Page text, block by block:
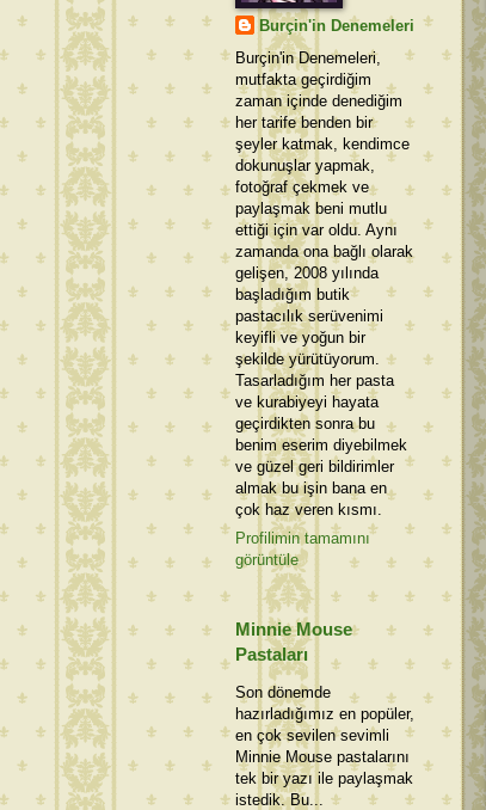
Burçin'in Denemeleri
Burçin'in Denemeleri,
mutfakta geçirdiğim
zaman içinde denediğim
her tarife benden bir
şeyler katmak, kendimce
dokunuşlar yapmak,
fotoğraf çekmek ve
paylaşmak beni mutlu
ettiği için var oldu. Aynı
zamanda ona bağlı olarak
gelişen, 2008 yılında
başladığım butik
pastacılık serüvenimi
keyifli ve yoğun bir
şekilde yürütüyorum.
Tasarladığım her pasta
ve kurabiyeyi hayata
geçirdikten sonra bu
benim eserim diyebilmek
ve güzel geri bildirimler
almak bu işin bana en
çok haz veren kısmı.
Profilimin tamamını
görüntüle
Minnie Mouse
Pastaları
Son dönemde
hazırladığımız en popüler,
en çok sevilen sevimli
Minnie Mouse pastalarını
tek bir yazı ile paylaşmak
istedik. Bu...